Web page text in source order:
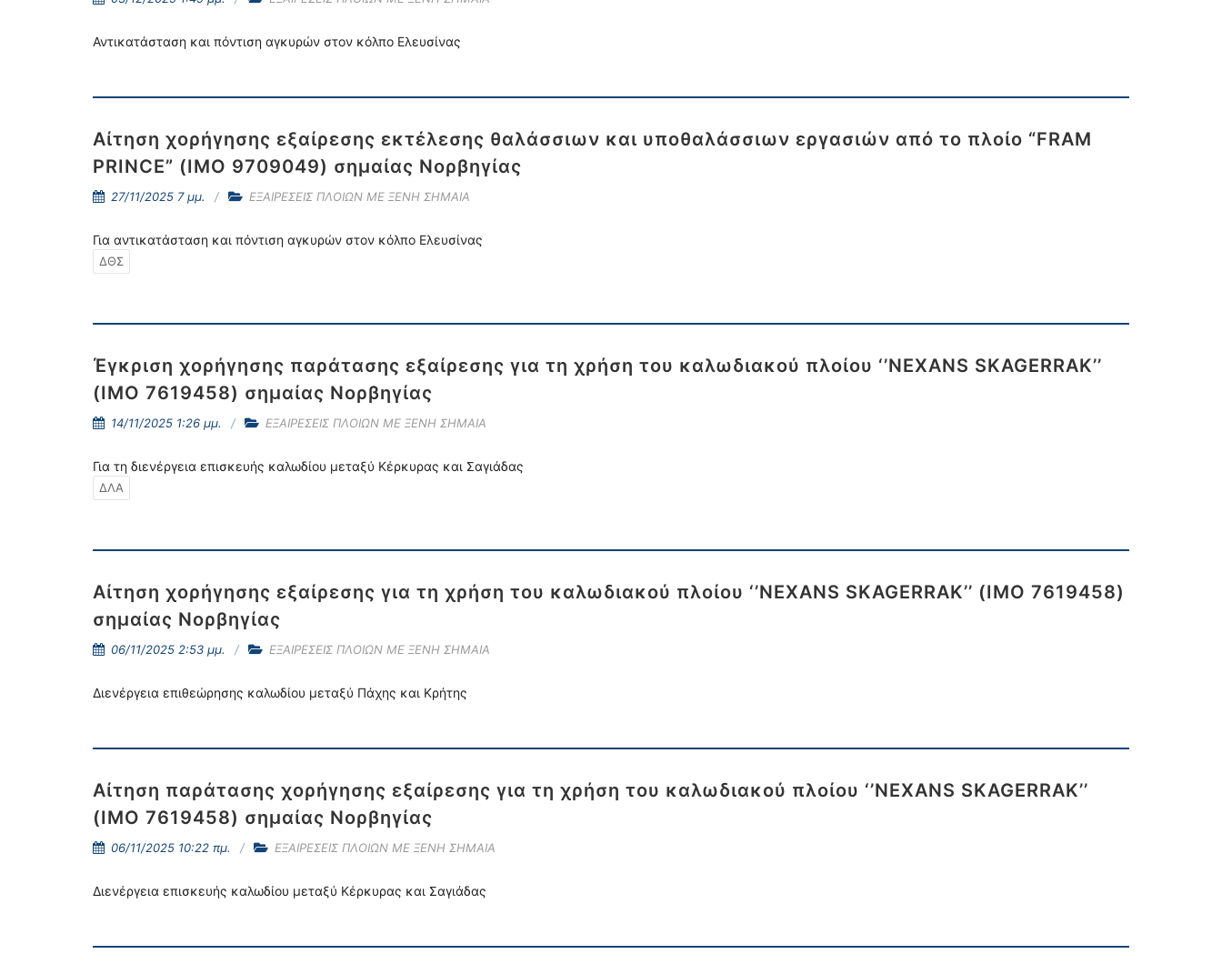
Αντικατάσταση και πόντιση αγκυρών στον κόλπο Ελευσίνας
Αίτηση χορήγησης εξαίρεσης εκτέλεσης θαλάσσιων και υποθαλάσσιων εργασιών από το πλοίο “FRAM
PRINCE” (IMO 9709049) σημαίας Νορβηγίας
27/11/2025 7 μμ. ΕΞΑΙΡΕΣΕΙΣ ΠΛΟΙΩΝ ΜΕ ΞΕΝΗ ΣΗΜΑΙΑ
Για αντικατάσταση και πόντιση αγκυρών στον κόλπο Ελευσίνας
ΔΘΣ
Έγκριση χορήγησης παράτασης εξαίρεσης για τη χρήση του καλωδιακού πλοίου ‘’NEXANS SKAGERRAK’’
(IMO 7619458) σημαίας Νορβηγίας
14/11/2025 1:26 μμ. ΕΞΑΙΡΕΣΕΙΣ ΠΛΟΙΩΝ ΜΕ ΞΕΝΗ ΣΗΜΑΙΑ
Για τη διενέργεια επισκευής καλωδίου μεταξύ Κέρκυρας και Σαγιάδας
ΔΛΑ
Αίτηση χορήγησης εξαίρεσης για τη χρήση του καλωδιακού πλοίου ‘’NEXANS SKAGERRAK’’ (IMO 7619458)
σημαίας Νορβηγίας
06/11/2025 2:53 μμ. ΕΞΑΙΡΕΣΕΙΣ ΠΛΟΙΩΝ ΜΕ ΞΕΝΗ ΣΗΜΑΙΑ
Διενέργεια επιθεώρησης καλωδίου μεταξύ Πάχης και Κρήτης
Αίτηση παράτασης χορήγησης εξαίρεσης για τη χρήση του καλωδιακού πλοίου ‘’NEXANS SKAGERRAK’’
(IMO 7619458) σημαίας Νορβηγίας
06/11/2025 10:22 πμ. ΕΞΑΙΡΕΣΕΙΣ ΠΛΟΙΩΝ ΜΕ ΞΕΝΗ ΣΗΜΑΙΑ
Διενέργεια επισκευής καλωδίου μεταξύ Κέρκυρας και Σαγιάδας